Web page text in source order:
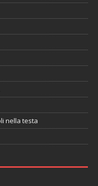
nella testa